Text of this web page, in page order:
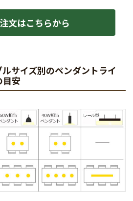
文はこちらから
サイズ別のペンダントライ
目安